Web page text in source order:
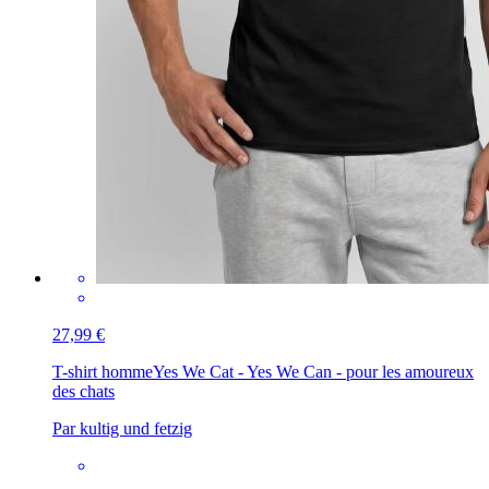
27,99 €
T-shirt hommeYes We Cat - Yes We Can - pour les amoureux
des chats
Par kultig und fetzig